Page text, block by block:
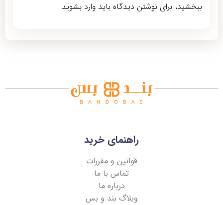
ببخشید، برای نوشتن دیدگاه باید وارد بشوید
راهنمای خرید
قوانین و مقررات
تماس با ما
درباره ما
وبلاگ بند و بس